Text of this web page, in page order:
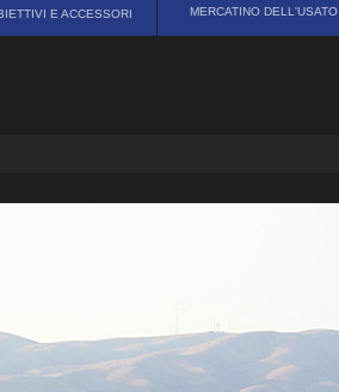
E ACCESSORI MERCATINO DELL'USATO